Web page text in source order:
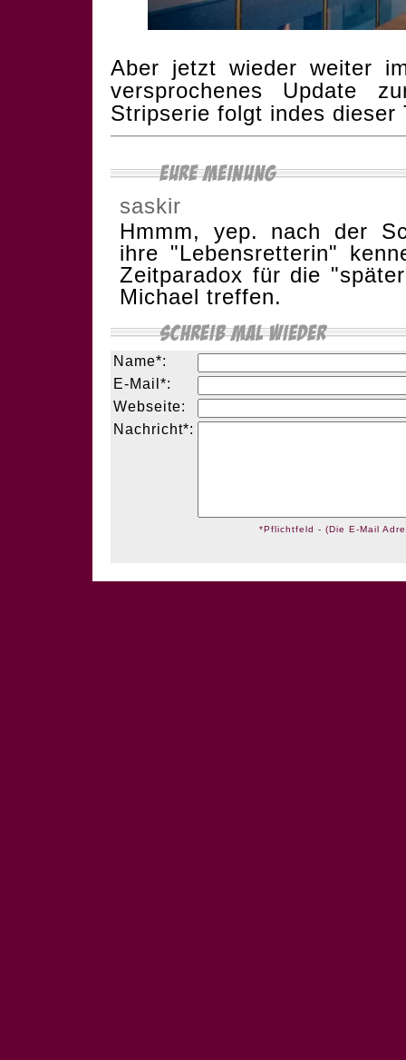
Aber jetzt wieder weiter
versprochenes Update
Stripserie folgt indes dieser
saskir
Hmmm, yep. nach der
ihre "Lebensretterin"
Zeitparadox für die
Michael treffen.
Name*:
E-Mail*:
Webseite:
Nachricht*:
*Pflichtfeld - (Die E-Mail